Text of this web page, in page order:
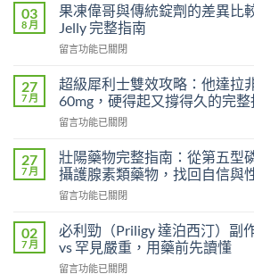
凍
偉
哥
vs
統
偉
完
比
較：
收
度、
方
便
03
8 月
果凍偉哥與傳統錠劑的差異比
Jelly 完整指南
在
凍
偉
哥
與
統
錠
劑
的
異
比
留言功能已關閉
27
7 月
超級犀利士雙效攻略：他達拉
60mg，硬得起又撐得久的完整
在
級
犀
利
士
效
留言功能已關閉
27
7 月
壯陽藥物完整指南：從第五型
攝護腺素類藥物，找回自信與
在
陽
藥
物
完
留言功能已關閉
02
7 月
必利勁（Priligy 達泊西汀）副
vs 罕見嚴重，用藥前先讀懂
在
留言功能已關閉